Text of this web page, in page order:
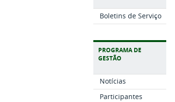
Boletins de Serviço
PROGRAMA DE
GESTÃO
Notícias
Participantes